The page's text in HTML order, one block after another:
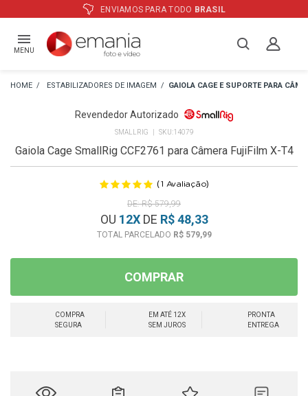
ATÉ12XE PREÇO ESPECIAL
MENU
ESTABILIZADORES DE IMAGEM GAIOLA CAGE E SUPORTE PARA
Revendedor Autorizado
SMALLRIG 14079
Gaiola Cage SmallRig CCF2761 para Câmera FujiFilm X-T4
(1 Avaliação)
R$ 579,99
OU 12XDE R$ 48,33
R$ 579,99
COMPRAR
COMPRA
SEGURA
EM ATÉ 12X
SEM JUROS
PRONTA
ENTREGA